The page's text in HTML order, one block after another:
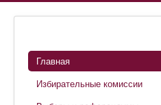
Главная
Избирательные комиссии